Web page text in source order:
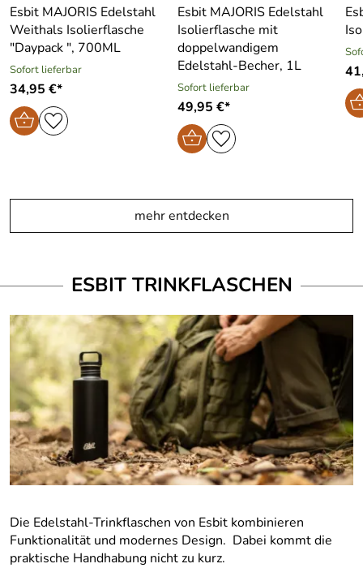
Esbit MAJORIS Edelstahl
Weithals Isolierflasche
"Daypack ", 700ML
Sofort lieferbar
34,95 €*
Esbit MAJORIS Edelstahl
Isolierflasche mit
doppelwandigem
Edelstahl-Becher, 1L
Sofort lieferbar
49,95 €*
mehr entdecken
ESBIT TRINKFLASCHEN
Die Edelstahl-Trinkflaschen von Esbit kombinieren
Funktionalität und modernes Design. Dabei kommt die
praktische Handhabung nicht zu kurz.